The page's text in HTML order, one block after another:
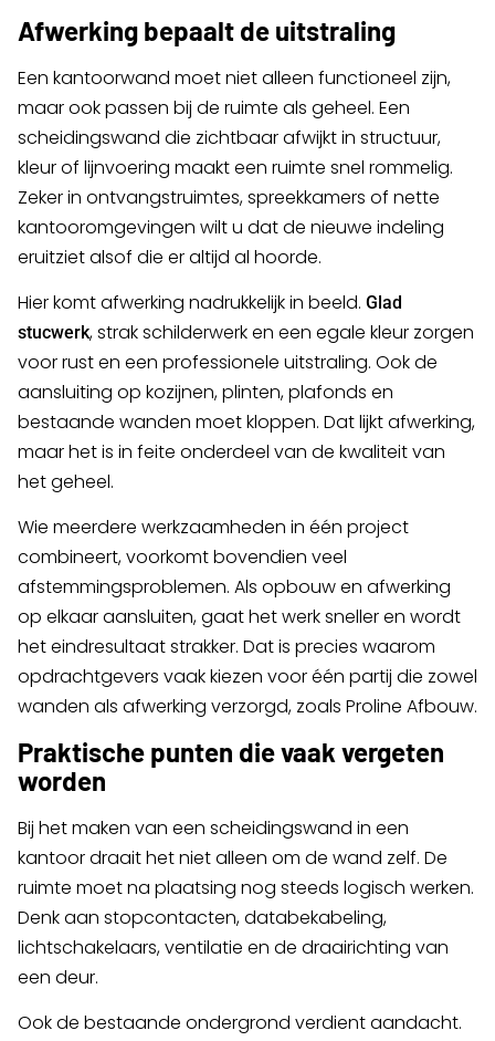
Afwerking bepaalt de uitstraling
Een kantoorwand moet niet alleen functioneel zijn,
maar ook passen bij de ruimte als geheel. Een
scheidingswand die zichtbaar afwijkt in structuur,
kleur of lijnvoering maakt een ruimte snel rommelig.
Zeker in ontvangstruimtes, spreekkamers of nette
kantooromgevingen wilt u dat de nieuwe indeling
eruitziet alsof die er altijd al hoorde.
Hier komt afwerking nadrukkelijk in beeld. Glad
stucwerk, strak schilderwerk en een egale kleur zorgen
voor rust en een professionele uitstraling. Ook de
aansluiting op kozijnen, plinten, plafonds en
bestaande wanden moet kloppen. Dat lijkt afwerking,
maar het is in feite onderdeel van de kwaliteit van
het geheel.
Wie meerdere werkzaamheden in één project
combineert, voorkomt bovendien veel
afstemmingsproblemen. Als opbouw en afwerking
op elkaar aansluiten, gaat het werk sneller en wordt
het eindresultaat strakker. Dat is precies waarom
opdrachtgevers vaak kiezen voor één partij die zowel
wanden als afwerking verzorgd, zoals Proline Afbouw.
Praktische punten die vaak vergeten
worden
Bij het maken van een scheidingswand in een
kantoor draait het niet alleen om de wand zelf. De
ruimte moet na plaatsing nog steeds logisch werken.
Denk aan stopcontacten, databekabeling,
lichtschakelaars, ventilatie en de draairichting van
een deur.
Ook de bestaande ondergrond verdient aandacht.